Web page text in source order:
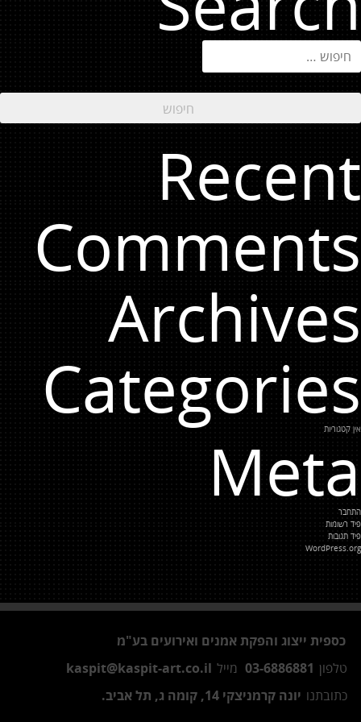
חיפוש:
Recent
Comments
Archives
Categories
אין קטגוריות
Meta
התחבר
פיד רשומות
פיד תגובות
WordPress.org
כספית ייצוג והפקת אמנים ואירועים בע"מ
טלפון 03-6886881 מייל kaspit@kaspit-art.co.il
כתובתנו יונה קרמניצקי 14, קומה ג, תל אביב.